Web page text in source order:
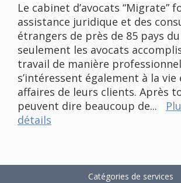
Le cabinet d’avocats “Migrate”
assistance juridique et des
étrangers de près de 85 pays
seulement les avocats
travail de manière
s’intéressent également à la vie
affaires de leurs clients. Après
peuvent dire beaucoup de...
détails
Catégories de services